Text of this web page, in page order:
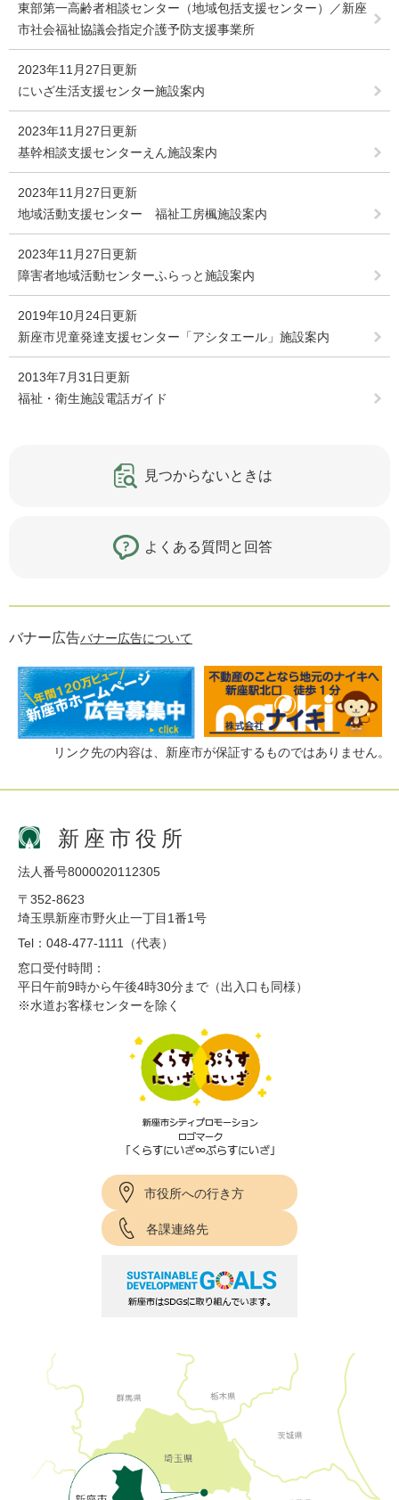
東部第一高齢者相談センター（地域包括支援センター）／新座
市社会福祉協議会指定介護予防支援事業所
2023年11月27日更新
にいざ生活支援センター施設案内
2023年11月27日更新
基幹相談支援センターえん施設案内
2023年11月27日更新
地域活動支援センター 福祉工房楓施設案内
2023年11月27日更新
障害者地域活動センターふらっと施設案内
2019年10月24日更新
新座市児童発達支援センター「アシタエール」施設案内
2013年7月31日更新
福祉・衛生施設電話ガイド
見つからないときは
よくある質問と回答
バナー広告バナー広告について
リンク先の内容は、新座市が保証するものではありません。
新座市役所
法人番号8000020112305
〒352-8623
埼玉県新座市野火止一丁目1番1号
Tel：048-477-1111（代表）
窓口受付時間：
平日午前9時から午後4時30分まで（出入口も同様）
※水道お客様センターを除く
市役所への行き方
各課連絡先